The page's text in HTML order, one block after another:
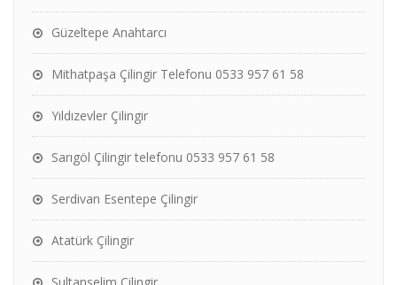
Güzeltepe Anahtarcı
Mithatpaşa Çilingir Telefonu 0533 957 61 58
Yıldızevler Çilingir
Sarıgöl Çilingir telefonu 0533 957 61 58
Serdivan Esentepe Çilingir
Atatürk Çilingir